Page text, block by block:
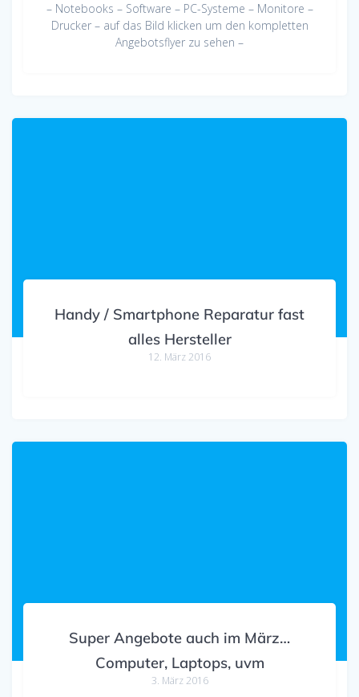
– Notebooks – Software – PC-Systeme – Monitore –
Drucker – auf das Bild klicken um den kompletten
Angebotsflyer zu sehen –
Handy / Smartphone Reparatur fast
alles Hersteller
12. März 2016
Super Angebote auch im März…
Computer, Laptops, uvm
3. März 2016